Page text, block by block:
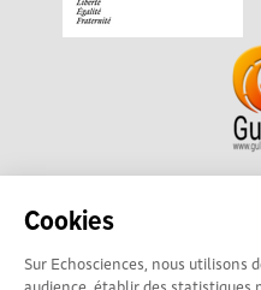
Cookies
Sur Echosciences, nous utilisons
Echosciences Sud Provence-
académique pour la